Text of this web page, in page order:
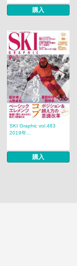
購入
SKI Graphic vol.483
2019年...
購入